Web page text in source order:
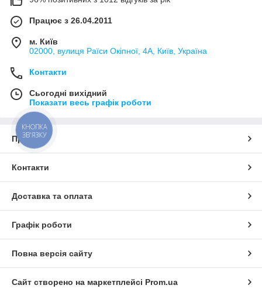
Працює з 26.04.2011
м. Київ
02000, вулиця Раїси Окіпної, 4А, Київ, Україна
Контакти
Сьогодні вихідний
Показати весь графік роботи
Про нас
Контакти
Доставка та оплата
Графік роботи
Повна версія сайту
Сайт створено на маркетплейсі Prom.ua
КНОПКА
ЗВ'ЯЗКУ